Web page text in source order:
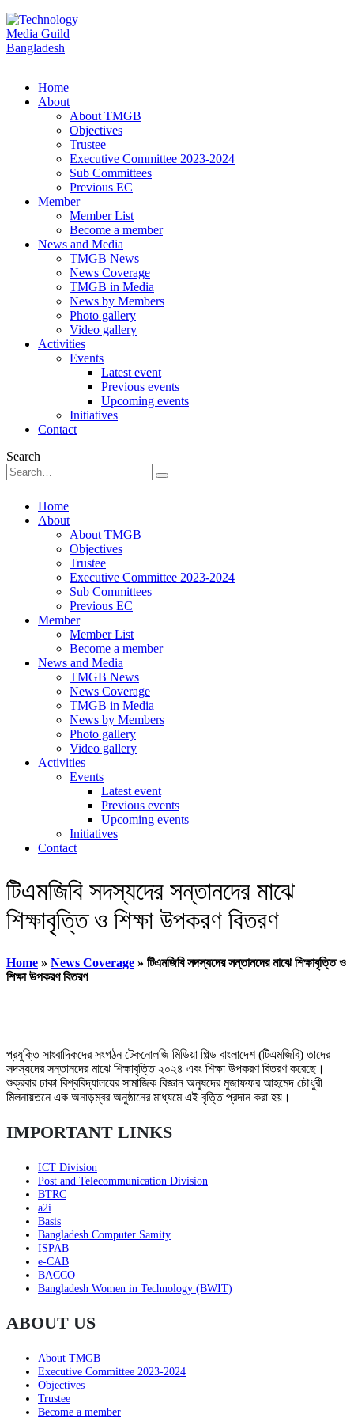
Home
About
About TMGB
Objectives
Trustee
Executive Committee 2023-2024
Sub Committees
Previous EC
Member
Member List
Become a member
News and Media
TMGB News
News Coverage
TMGB in Media
News by Members
Photo gallery
Video gallery
Activities
Events
Latest event
Previous events
Upcoming events
Initiatives
Contact
Search
Home
About
About TMGB
Objectives
Trustee
Executive Committee 2023-2024
Sub Committees
Previous EC
Member
Member List
Become a member
News and Media
TMGB News
News Coverage
TMGB in Media
News by Members
Photo gallery
Video gallery
Activities
Events
Latest event
Previous events
Upcoming events
Initiatives
Contact
টিএমজিবি সদস্যদের সন্তানদের মাঝে
শিক্ষাবৃত্তি ও শিক্ষা উপকরণ বিতরণ
Home » News Coverage » টিএমজিবি সদস্যদের সন্তানদের মাঝে শিক্ষাবৃত্তি ও
শিক্ষা উপকরণ বিতরণ
প্রযুক্তি সাংবাদিকদের সংগঠন টেকনোলজি মিডিয়া গিল্ড বাংলাদেশ (টিএমজিবি) তাদের
সদস্যদের সন্তানদের মাঝে শিক্ষাবৃত্তি ২০২৪ এবং শিক্ষা উপকরণ বিতরণ করেছে।
শুক্রবার ঢাকা বিশ্ববিদ্যালয়ের সামাজিক বিজ্ঞান অনুষদের মুজাফফর আহমেদ চৌধুরী
মিলনায়তনে এক অনাড়ম্বর অনুষ্ঠানের মাধ্যমে এই বৃত্তি প্রদান করা হয়।
IMPORTANT LINKS
ICT Division
Post and Telecommunication Division
BTRC
a2i
Basis
Bangladesh Computer Samity
ISPAB
e-CAB
BACCO
Bangladesh Women in Technology (BWIT)
ABOUT US
About TMGB
Executive Committee 2023-2024
Objectives
Trustee
Become a member